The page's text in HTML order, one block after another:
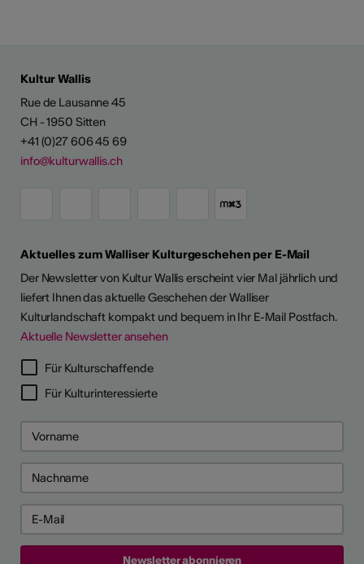
Kultur Wallis
Rue de Lausanne 45
CH - 1950 Sitten
+41 (0)27 606 45 69
info@kulturwallis.ch
Aktuelles zum Walliser Kulturgeschehen per E-Mail
Der Newsletter von Kultur Wallis erscheint vier Mal jährlich und
liefert Ihnen das aktuelle Geschehen der Walliser
Kulturlandschaft kompakt und bequem in Ihr E-Mail Postfach.
Aktuelle Newsletter ansehen
Für Kulturschaffende
Für Kulturinteressierte